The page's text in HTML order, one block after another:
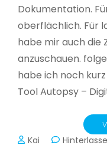
Dokumentation.
oberflächlich. Für
habe mir auch die
anzuschauen.
habe ich noch
Tool Autopsy –
Kai